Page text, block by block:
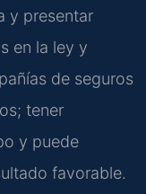
y presentar
en la ley y
de seguros
tener
y puede
favorable.